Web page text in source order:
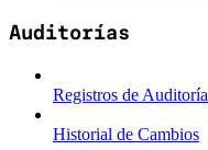
Auditorías
Registros de Auditoría
Historial de Cambios